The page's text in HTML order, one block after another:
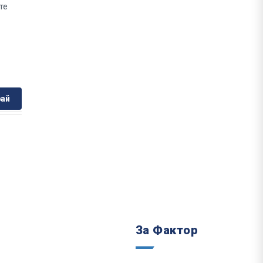
За Фактор